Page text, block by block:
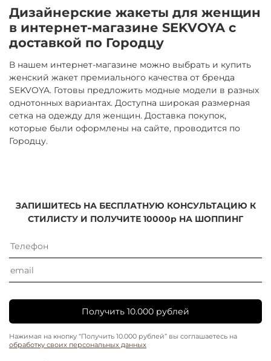
Дизайнерские жакеты для женщин
в интернет-магазине SEKVOYA с
доставкой по Городцу
В нашем интернет-магазине можно выбрать и купить
женский жакет премиального качества от бренда
SEKVOYA. Готовы предложить модные модели в разных
однотонных вариантах. Доступна широкая размерная
сетка на одежду для женщин. Доставка покупок,
которые были оформлены на сайте, проводится по
Городцу.
ЗАПИШИТЕСЬ НА БЕСПЛАТНУЮ КОНСУЛЬТАЦИЮ К
СТИЛИСТУ И ПОЛУЧИТЕ 10000р НА ШОППИНГ
Получить 10.000 рублей
Нажимая на кнопку “Получить 10.000 рублей” вы соглашаетесь на
обработку своих персональных данных